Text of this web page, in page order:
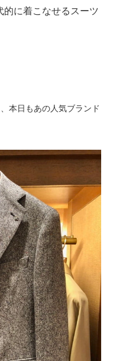
的に着こなせるスーツ
本日もあの人気ブランド